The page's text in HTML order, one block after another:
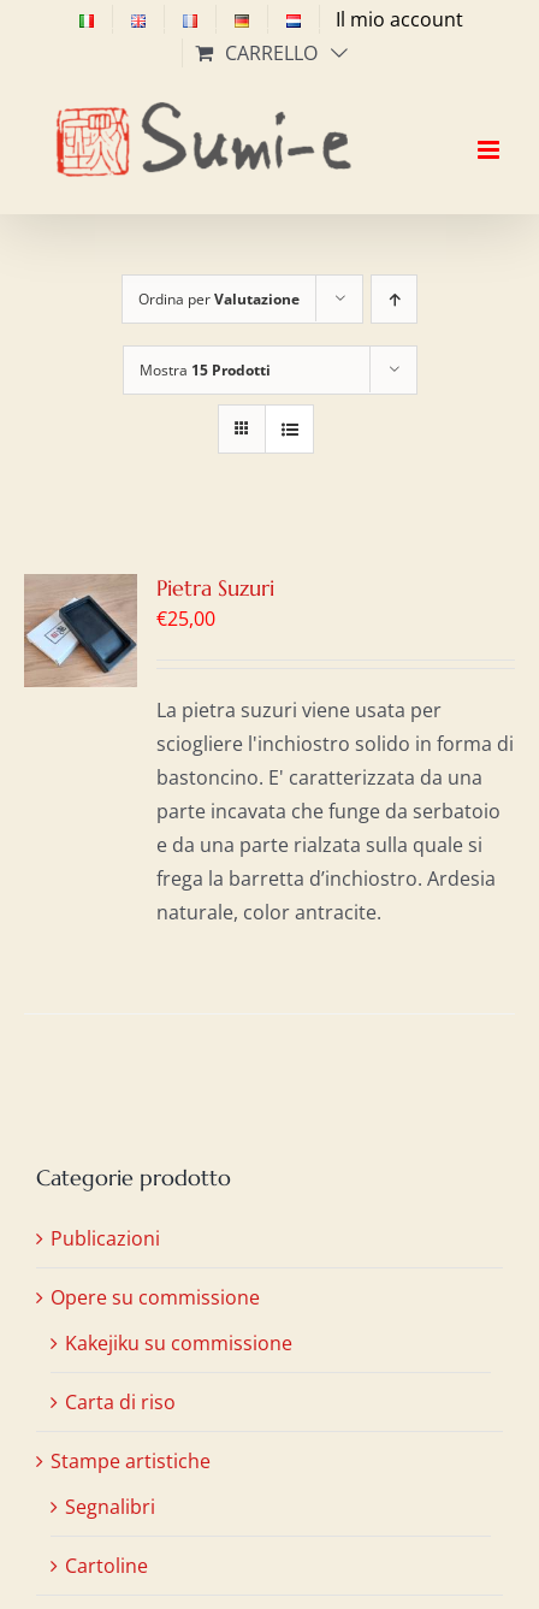
Il mio account
CARRELLO
Ordina perValutazione
Mostra 15 Prodotti
Pietra Suzuri
€25,00
La pietra suzuri viene usata per
sciogliere l'inchiostro solido in forma di
bastoncino. E' caratterizzata da una
parte incavata che funge da serbatoio
e da una parte rialzata sulla quale si
frega la barretta d’inchiostro. Ardesia
naturale, color antracite.
Categorie prodotto
Publicazioni
Opere su commissione
Kakejiku su commissione
Carta di riso
Stampe artistiche
Segnalibri
Cartoline